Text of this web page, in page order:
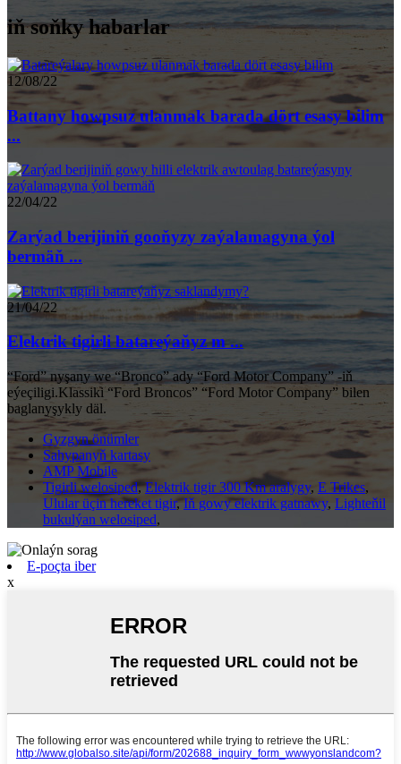
iň soňky habarlar
12/08/22
Battany howpsuz ulanmak barada dört esasy bilim
...
22/04/22
Zarýad berijiniň gooňyzy zaýalamagyna ýol
bermäň ...
21/04/22
Elektrik tigirli batareýaňyz m ...
“Ford” nyşany we “Bronco” ady “Ford Motor Company” -iň
eýeçiligi.Klassiki “Ford Broncos” “Ford Motor Company” bilen
baglanyşykly däl.
Gyzgyn önümler
Sahypanyň kartasy
AMP Mobile
Tigirli welosiped,Elektrik tigir 300 Km aralygy, E Trikes,
Ulular üçin hereket tigir,Iň gowy elektrik gatnawy, Lighteňil
bukulýan welosiped,
E-poçta iber
x